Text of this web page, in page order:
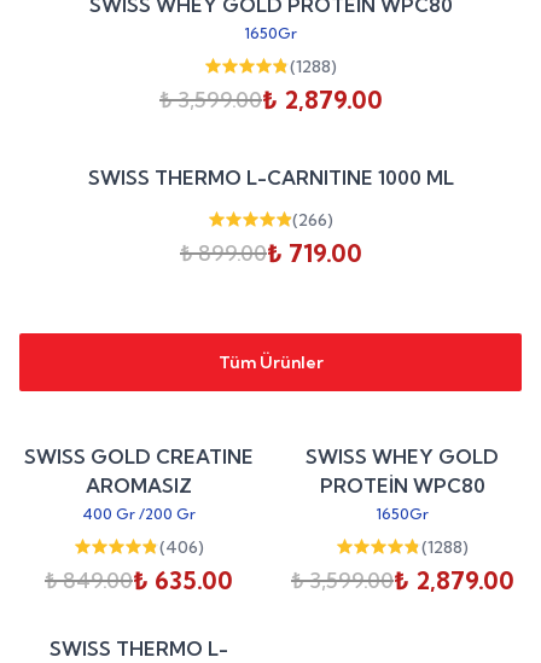
SWISS WHEY GOLD PROTEİN WPC80
1650Gr
(1288)
₺ 3,599.00₺ 2,879.00
SWISS THERMO L-CARNITINE 1000 ML
(266)
₺ 899.00₺ 719.00
Tüm Ürünler
indirim
SWISS GOLD CREATINE
AROMASIZ
400 Gr /200 Gr
(406)
₺ 849.00₺ 635.00
indirim
SWISS WHEY GOLD
PROTEİN WPC80
1650Gr
(1288)
₺ 3,599.00₺ 2,879.00
indirim
SWISS THERMO L-